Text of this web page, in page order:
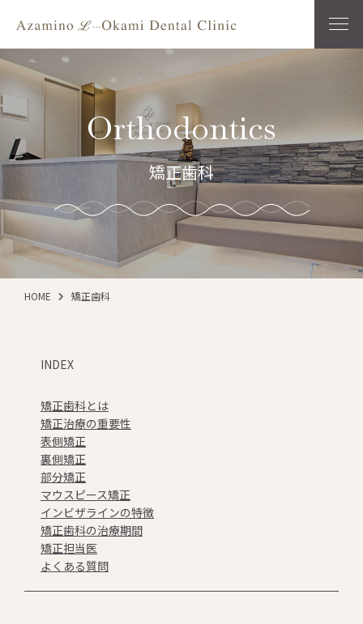
Orthodontics
矯正歯科
HOME 矯正歯科
INDEX
矯正歯科とは
矯正治療の重要性
表側矯正
裏側矯正
部分矯正
マウスピース矯正
インビザラインの特徴
矯正歯科の治療期間
矯正担当医
よくある質問